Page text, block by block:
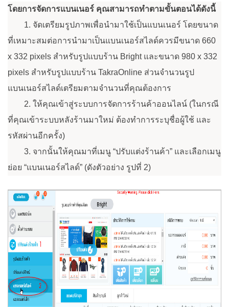
โดยการจัดการแบนเนอร์ คุณสามารถทำตามขั้นตอนได้ดังนี้
1. จัดเตรียมรูปภาพเพื่อนำมาใช้เป็นแบนเนอร์ โดยขนาด
ที่เหมาะสมต่อการนำมาเป็นแบนเนอร์สไลด์ควรมีขนาด 660
x 332 pixels สำหรับรูปแบบร้าน Bright และขนาด 980 x 332
pixels สำหรับรูปแบบร้าน TakraOnline ส่วนจำนวนรูป
แบนเนอร์สไลด์เตรียมตามจำนวนที่คุณต้องการ
2. ให้คุณเข้าสู่ระบบการจัดการร้านค้าออนไลน์ (ในกรณี
ที่คุณเข้าระบบหลังร้านมาใหม่ ต้องทำการระบุชื่อผู้ใช้ และ
รหัสผ่านอีกครั้ง)
3. จากนั้นให้คุณมาที่เมนู “ปรับแต่งร้านค้า” และเลือกเมนู
ย่อย “แบนเนอร์สไลด์” (ดังตัวอย่าง รูปที่ 2)